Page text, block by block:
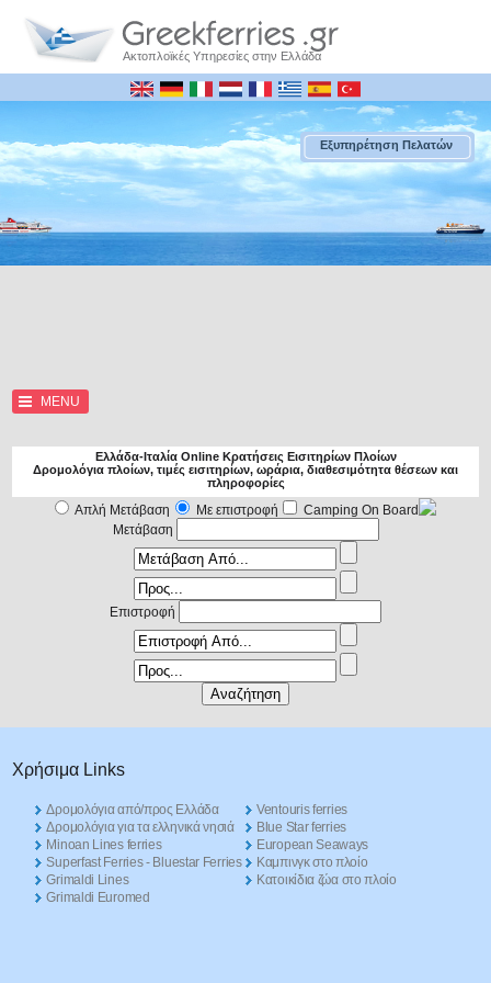
Ακτοπλοϊκές Υπηρεσίες στην Ελλάδα
Εξυπηρέτηση Πελατών
MENU
Ελλάδα-Ιταλία Online Κρατήσεις Εισιτηρίων Πλοίων
Δρομολόγια πλοίων, τιμές εισιτηρίων, ωράρια, διαθεσιμότητα θέσεων και
πληροφορίες
Απλή Μετάβαση Με επιστροφή
Camping On Board
Μετάβαση
Επιστροφή
Χρήσιμα Links
Δρομολόγια από/προς Ελλάδα
Δρομολόγια για τα ελληνικά νησιά
Minoan Lines ferries
Superfast Ferries - Bluestar Ferries
Grimaldi Lines
Grimaldi Euromed
Ventouris ferries
Blue Star ferries
European Seaways
Καμπινγκ στο πλοίο
Kατοικίδια ζώα στο πλοίο